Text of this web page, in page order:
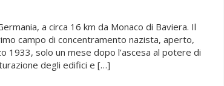
a circa 16 km da Monaco di Baviera. Il
campo di concentramento nazista, aperto,
1933, solo un mese dopo l’ascesa al potere di
degli edifici e […]